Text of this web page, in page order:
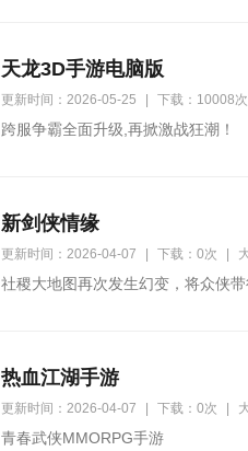
天龙3D手游电脑版
更新时间：2026-05-25 下载：10008次
跨服争霸全面升级,再掀激战狂潮！
新剑侠情缘
更新时间：2026-04-07 下载：0次
社稷大地图再次发生幻变，将众侠
热血江湖手游
更新时间：2026-04-07 下载：0次
青春武侠MMORPG手游